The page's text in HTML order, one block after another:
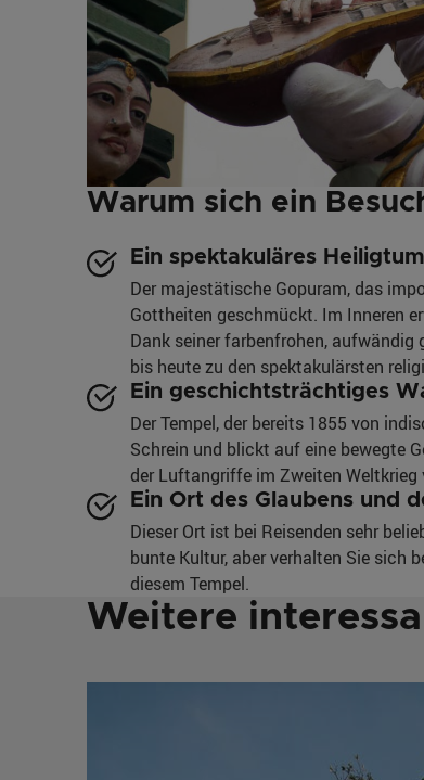
Warum sich ein
Ein spektakuläres Heiligtum
Der majestätische Gopuram, das
Gottheiten geschmückt. Im Inneren
Dank seiner farbenfrohen, aufwändig
bis heute zu den spektakulärsten
Ein geschichtsträchtiges
Der Tempel, der bereits 1855 von
Schrein und blickt auf eine bewegte
der Luftangriffe im Zweiten
Ein Ort des Glaubens und
Dieser Ort ist bei Reisenden sehr
bunte Kultur, aber verhalten Sie sich
diesem Tempel.
Weitere